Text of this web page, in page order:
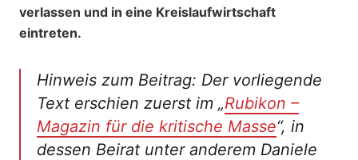
verlassen und in eine Kreislaufwirtschaft
eintreten.
Hinweis zum Beitrag: Der vorliegende
Text erschien zuerst im „Rubikon –
Magazin für die kritische Masse“, in
dessen Beirat unter anderem Daniele